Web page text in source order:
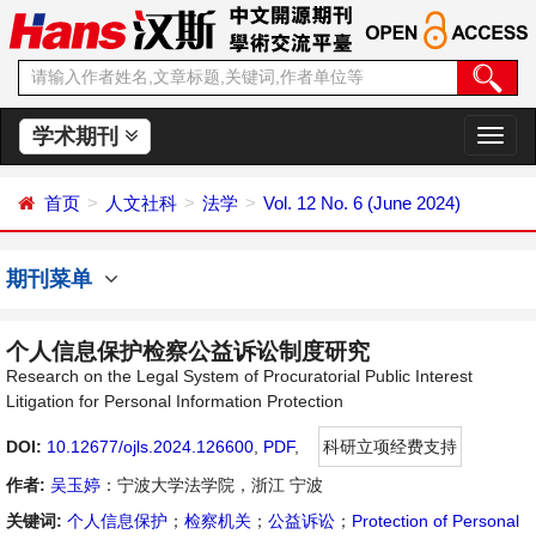
学术期刊
切
换
首页 人文社科 法学 Vol. 12 No. 6 (June 2024)
期刊菜单
个人信息保护检察公益诉讼制度研究
Research on the Legal System of Procuratorial Public Interest
Litigation for Personal Information Protection
DOI: 10.12677/ojls.2024.126600 PDF,
科研立项经费支持
作者: 吴玉婷 ：宁波大学法学院，浙江 宁波
关键词: 个人信息保护 ； 检察机关 ； 公益诉讼 ； Protection of Personal